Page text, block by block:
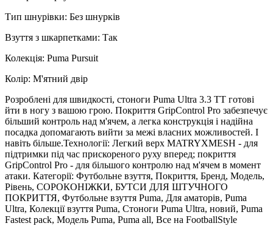
Тип шнурівки: Без шнурків
Взуття з шкарпетками: Так
Колекція: Puma Pursuit
Колір: М'ятний двір
Розроблені для швидкості, стоноги Puma Ultra 3.3 TT готові
йти в ногу з вашою грою. Покриття GripControl Pro забезпечує
більший контроль над м'ячем, а легка конструкція і надійна
посадка допомагають вийти за межі власних можливостей. І
навіть більше.Технології: Легкий верх MATRYXMESH - для
підтримки під час прискореного руху вперед; покриття
GripControl Pro - для більшого контролю над м'ячем в момент
атаки. Категорії: Футбольне взуття, Покриття, Бренд, Модель,
Рівень, СОРОКОНІЖКИ, БУТСИ ДЛЯ ШТУЧНОГО
ПОКРИТТЯ, Футбольне взуття Puma, Для аматорів, Puma
Ultra, Колекції взуття Puma, Стоноги Puma Ultra, новий, Puma
Fastest pack, Модель Puma, Puma all, Все на FootballStyle